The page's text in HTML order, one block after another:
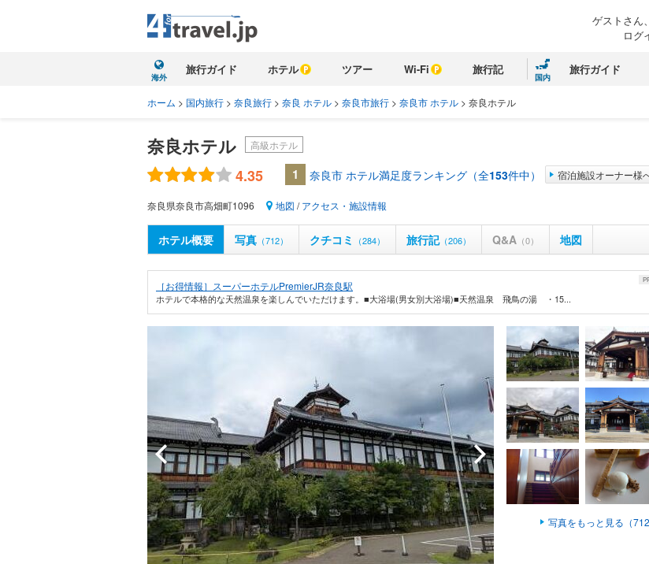
ゲストさん
ログ
海外
旅行ガイド ホテル ツアー Wi-Fi 旅行記
国内
旅行ガイド
ホーム > 国内旅行 > 奈良旅行 > 奈良 ホテル > 奈良市旅行 > 奈良市 ホテル > 奈良ホテル
奈良ホテル 高級ホテル
4.35 1 奈良市 ホテル満足度ランキング（全153件中） 宿泊施設オーナー様
奈良県奈良市高畑町1096 地図 /アクセス・施設情報
ホテル概要 写真 （712） クチコミ （284） 旅行記（206） Q&A （0） 地図
［お得情報］スーパーホテルPremierJR奈良駅
ホテルで本格的な天然温泉を楽しんでいただけます。■大浴場(男女別大浴場)■天然温泉 飛鳥の湯 ・15...
写真をもっと見る（712